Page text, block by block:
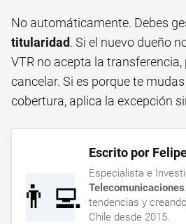
No automáticamente. Debes
titularidad. Si el nuevo dueño
VTR no acepta la
cancelar. Si es porque te
cobertura, aplica la excepción
👨‍💻
Escrito por
Especialista e
Telecomunicaciones
tendencias y
Chile desde 2015.